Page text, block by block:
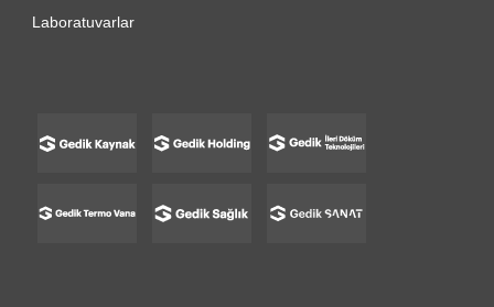
Laboratuvarlar